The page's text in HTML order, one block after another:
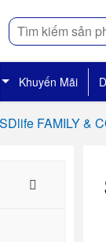
Tìm
kiếm
Khuyến Mãi
FAMILY &